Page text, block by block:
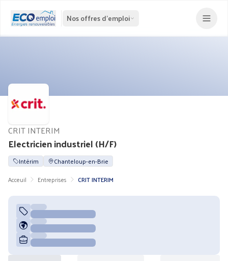
Nos offres d'emploi
Electricien industriel (H/F)
CRIT INTERIM
Intérim
Chanteloup-en-Brie
Acceuil
Entreprises CRIT INTERIM